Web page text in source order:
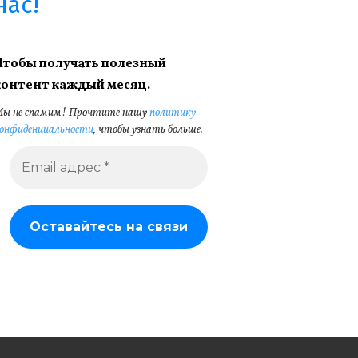
получать полезный
каждый месяц.
не спамим! Прочтите нашуполитику
, чтобы узнать больше.